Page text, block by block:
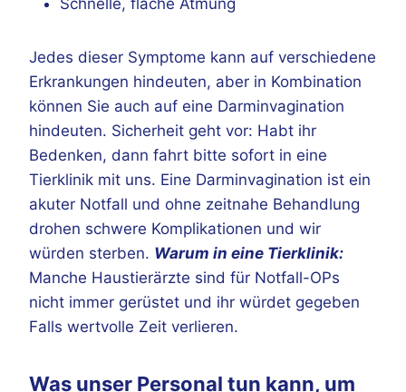
Schnelle, flache Atmung
Jedes dieser Symptome kann auf verschiedene
Erkrankungen hindeuten, aber in Kombination
können Sie auch auf eine Darminvagination
hindeuten. Sicherheit geht vor: Habt ihr
Bedenken, dann fahrt bitte sofort in eine
Tierklinik mit uns. Eine Darminvagination ist ein
akuter Notfall und ohne zeitnahe Behandlung
drohen schwere Komplikationen und wir
würden sterben. Warum in eine Tierklinik:
Manche Haustierärzte sind für Notfall-OPs
nicht immer gerüstet und ihr würdet gegeben
Falls wertvolle Zeit verlieren.
Was unser Personal tun kann, um